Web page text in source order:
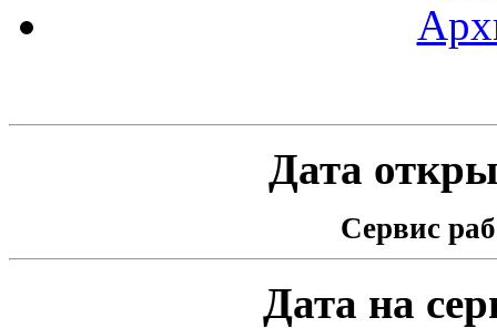
Дата
Сервис
Дата на